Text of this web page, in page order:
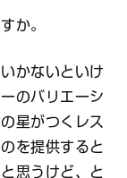
か。
かないといけ
のバリエーシ
星がつくレス
を提供すると
思うけど、と